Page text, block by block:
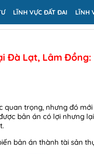
LĨNH VỰC ĐẤT ĐAI LĨNH
Đà Lạt, Lâm Đồng:
trọng, nhưng đó
bản án có lợi nhưng
bản án thành tài sản